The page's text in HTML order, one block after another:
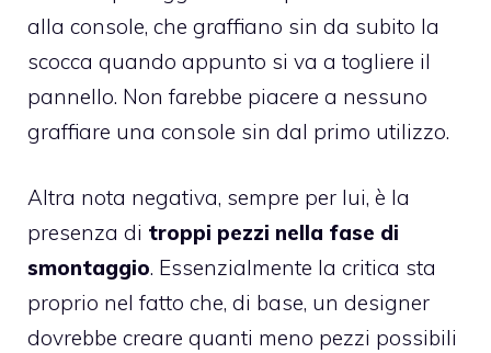
alla console, che graffiano sin da subito la
scocca quando appunto si va a togliere il
pannello. Non farebbe piacere a nessuno
graffiare una console sin dal primo utilizzo.
Altra nota negativa, sempre per lui, è la
presenza di troppi pezzi nella fase di
smontaggio. Essenzialmente la critica sta
proprio nel fatto che, di base, un designer
dovrebbe creare quanti meno pezzi possibili